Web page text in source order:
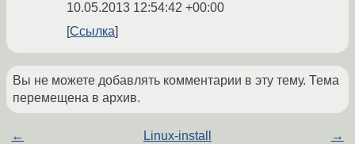
10.05.2013 12:54:42 +00:00
Ссылка
Вы не можете добавлять комментарии в эту тему. Тема
перемещена в архив.
← Linux-install →